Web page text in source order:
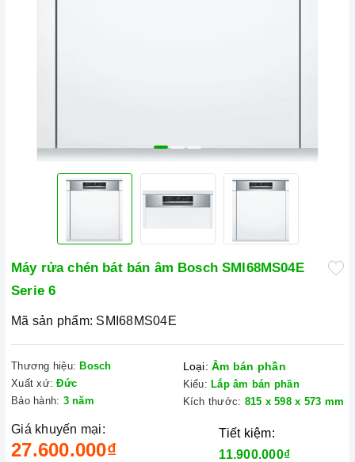
Máy rửa chén bát bán âm Bosch SMI68MS04E
Serie 6
Mã sản phẩm: SMI68MS04E
Thương hiệu: Bosch
Xuất xứ: Đức
Bảo hành: 3 năm
Loại: Âm bán phần
Kiểu: Lắp âm bán phần
Kích thước: 815 x 598 x 573 mm
Giá khuyến mại:
27.600.000₫
Tiết kiệm:
11.900.000₫